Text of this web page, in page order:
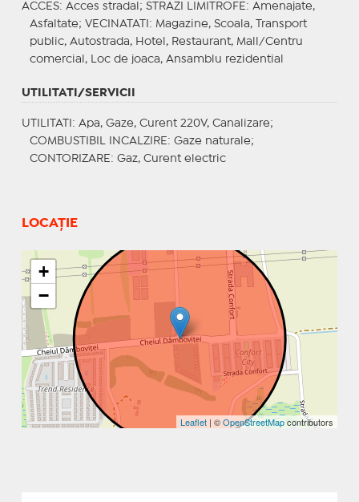
ACCES: Acces stradal; STRAZI LIMITROFE : Amenajate,
Asfaltate; VECINATATI : Magazine, Scoala, Transport
public, Autostrada, Hotel, Restaurant, Mall/Centru
comercial, Loc de joaca, Ansamblu rezidential
UTILITATI/SERVICII
UTILITATI : Apa, Gaze, Curent 220V, Canalizare;
COMBUSTIBIL INCALZIRE : Gaze naturale;
CONTORIZARE : Gaz, Curent electric
LOCAȚIE
+
−
Leaflet | ©OpenStreetMapcontributors